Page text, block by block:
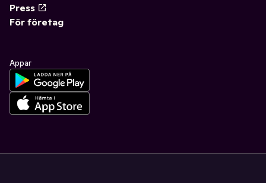
Press
För företag
Appar